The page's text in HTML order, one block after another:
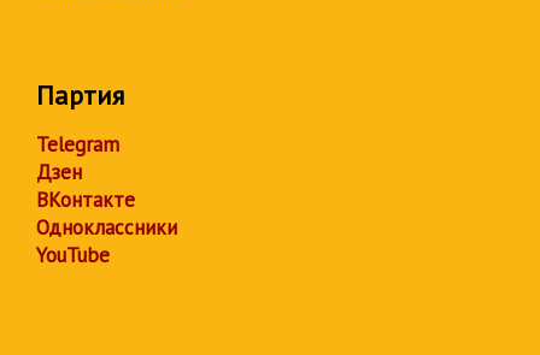
Партия
Telegram
Дзен
ВКонтакте
Одноклассники
YouTube